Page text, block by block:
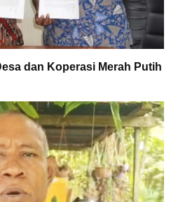
dan Koperasi Merah Putih